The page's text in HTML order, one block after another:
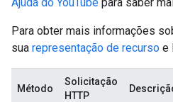
Para obter mais informações
sua representação de recurso e
Método
Solicitação
HTTP